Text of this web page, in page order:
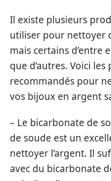
Il existe plusieurs
utiliser pour nettoyer
mais certains d’entre
que d’autres. Voici
recommandés pour
vos bijoux en argent
– Le bicarbonate de
de soude est un
nettoyer l’argent. Il
avec du bicarbonate